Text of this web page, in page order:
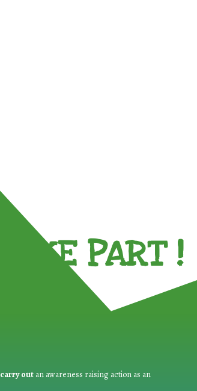
TAKE PART !
carry out an awareness raising action as an